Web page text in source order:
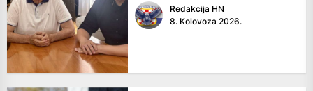
Redakcija HN
8. Kolovoza 2026.